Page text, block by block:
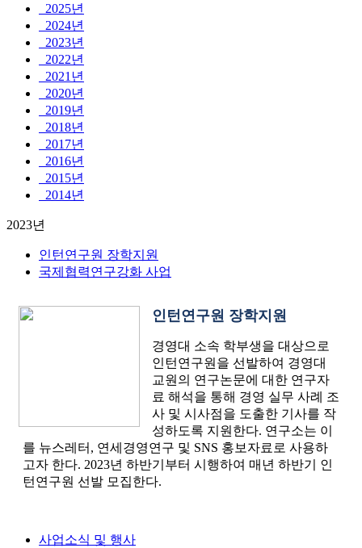
2025년
2024년
2023년
2022년
2021년
2020년
2019년
2018년
2017년
2016년
2015년
2014년
2023년
인턴연구원 장학지원
국제협력연구강화 사업
인턴연구원 장학지원
경영대 소속 학부생을 대상으로
인턴연구원을 선발하여 경영대
교원의 연구논문에 대한 연구자
료 해석을 통해 경영 실무 사례 조
사 및 시사점을 도출한 기사를 작
성하도록 지원한다. 연구소는 이
를 뉴스레터, 연세경영연구 및 SNS 홍보자료로 사용하
고자 한다. 2023년 하반기부터 시행하여 매년 하반기 인
턴연구원 선발 모집한다.
사업소식 및 행사